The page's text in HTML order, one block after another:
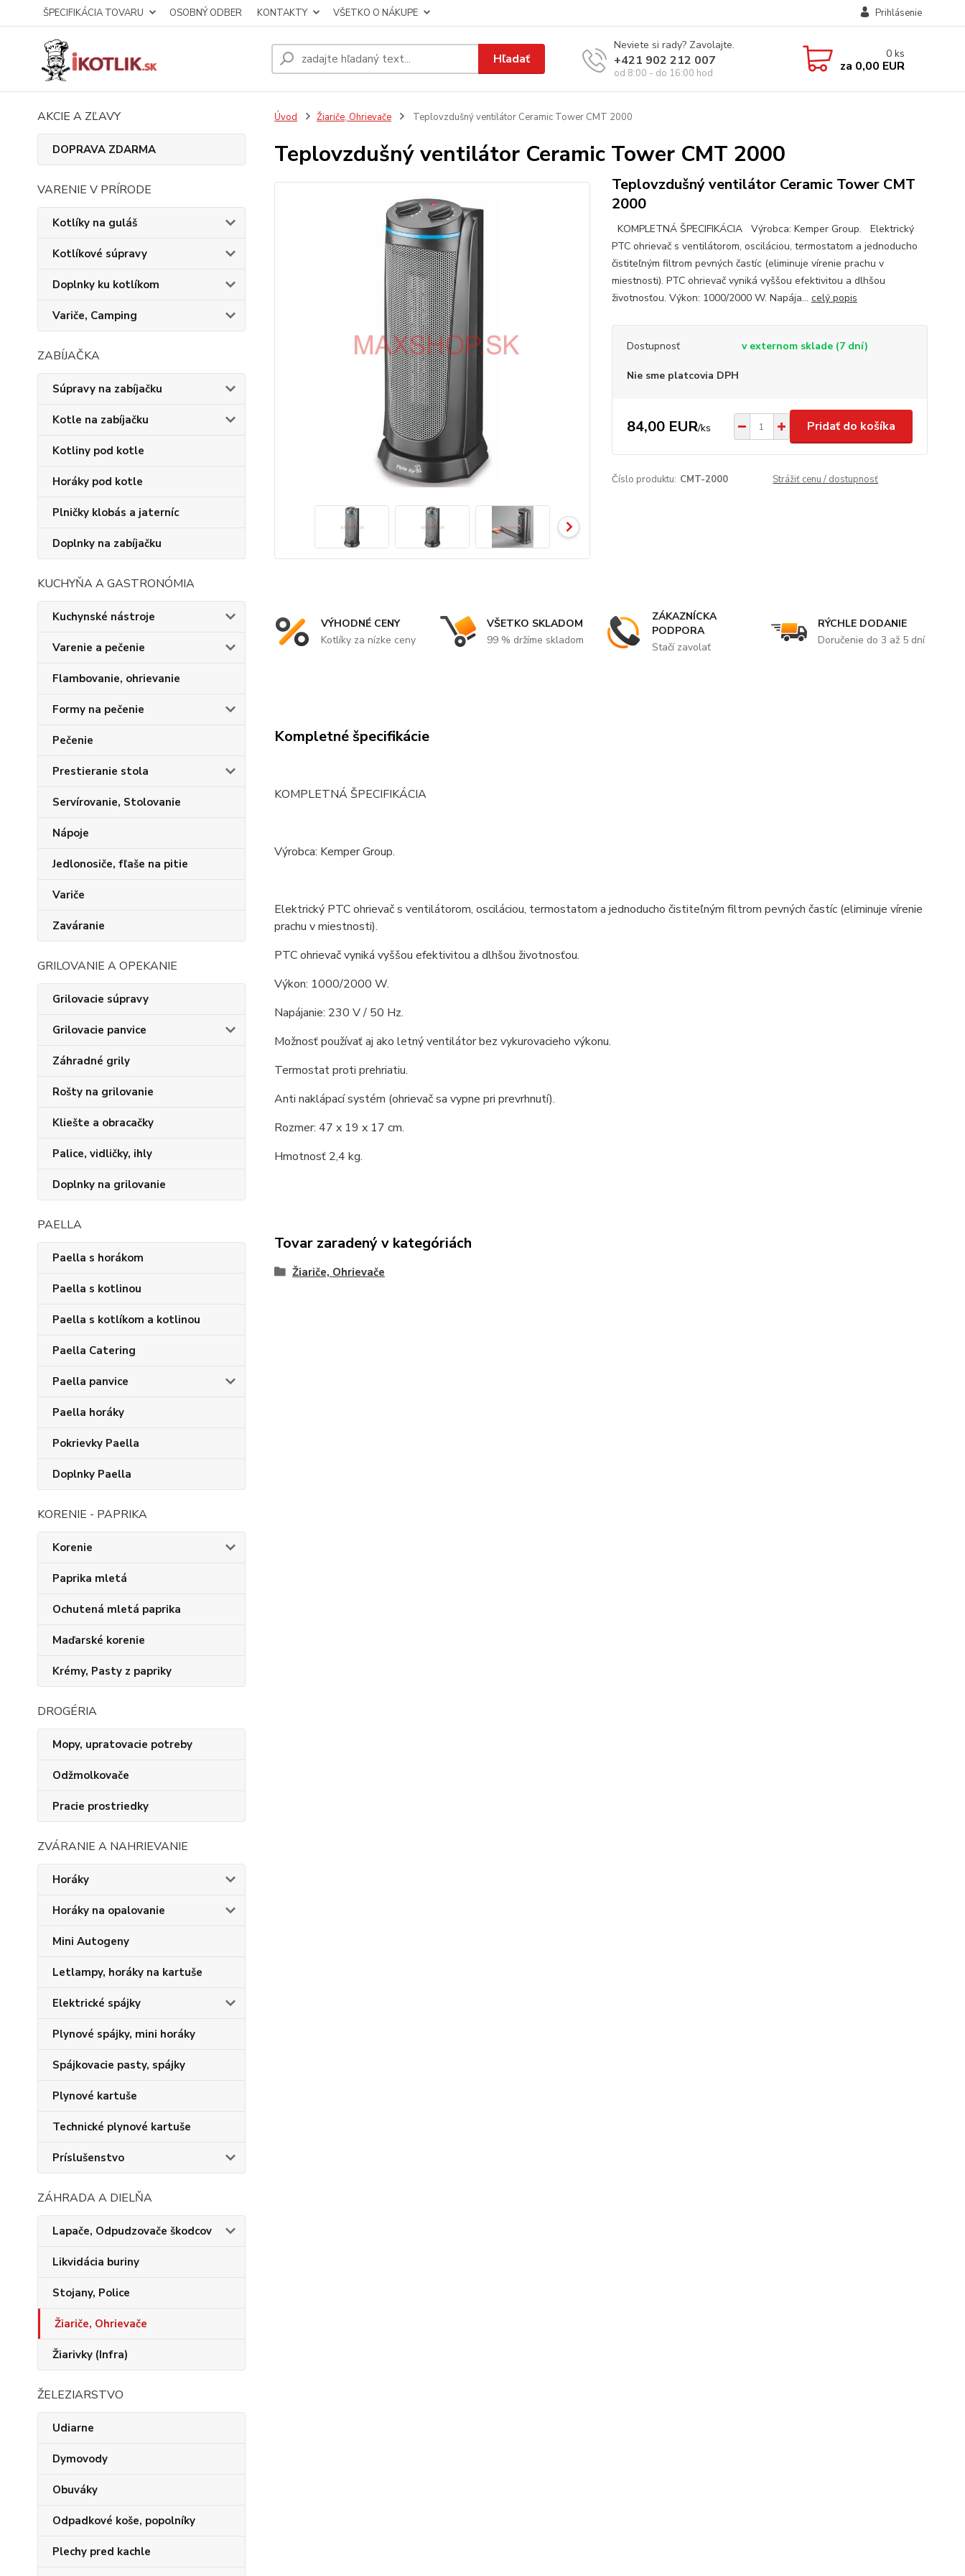
ŠPECIFIKÁCIA TOVARU OSOBNÝ ODBER KONTAKTY VŠETKO O NÁKUPE Prihlásenie
Hľadať
Neviete si rady? Zavolajte.
+421 902 212 007
od 8:00 - do 16:00 hod
0 ks
za 0,00 EUR
AKCIE A ZĽAVY
DOPRAVA ZDARMA
VARENIE V PRÍRODE
Kotlíky na guláš
Kotlíkové súpravy
Doplnky ku kotlíkom
Variče, Camping
ZABÍJAČKA
Súpravy na zabíjačku
Kotle na zabíjačku
Kotliny pod kotle
Horáky pod kotle
Plničky klobás a jaterníc
Doplnky na zabíjačku
KUCHYŇA A GASTRONÓMIA
Kuchynské nástroje
Varenie a pečenie
Flambovanie, ohrievanie
Formy na pečenie
Pečenie
Prestieranie stola
Servírovanie, Stolovanie
Nápoje
Jedlonosiče, fľaše na pitie
Variče
Zaváranie
GRILOVANIE A OPEKANIE
Grilovacie súpravy
Grilovacie panvice
Záhradné grily
Rošty na grilovanie
Kliešte a obracačky
Palice, vidličky, ihly
Doplnky na grilovanie
PAELLA
Paella s horákom
Paella s kotlinou
Paella s kotlíkom a kotlinou
Paella Catering
Paella panvice
Paella horáky
Pokrievky Paella
Doplnky Paella
KORENIE - PAPRIKA
Korenie
Paprika mletá
Ochutená mletá paprika
Maďarské korenie
Krémy, Pasty z papriky
DROGÉRIA
Mopy, upratovacie potreby
Odžmolkovače
Pracie prostriedky
ZVÁRANIE A NAHRIEVANIE
Horáky
Horáky na opalovanie
Mini Autogeny
Letlampy, horáky na kartuše
Elektrické spájky
Plynové spájky, mini horáky
Spájkovacie pasty, spájky
Plynové kartuše
Technické plynové kartuše
Príslušenstvo
ZÁHRADA A DIELŇA
Lapače, Odpudzovače škodcov
Likvidácia buriny
Stojany, Police
Žiariče, Ohrievače
Žiarivky (Infra)
ŽELEZIARSTVO
Udiarne
Dymovody
Obuváky
Odpadkové koše, popolníky
Plechy pred kachle
Úvod Žiariče, Ohrievače Teplovzdušný ventilátor Ceramic Tower CMT 2000
Teplovzdušný ventilátor Ceramic Tower CMT 2000
Teplovzdušný ventilátor Ceramic Tower CMT
2000
KOMPLETNÁ ŠPECIFIKÁCIA Výrobca: Kemper Group. Elektrický
PTC ohrievač s ventilátorom, osciláciou, termostatom a jednoducho
čistiteľným filtrom pevných častíc (eliminuje vírenie prachu v
miestnosti). PTC ohrievač vyniká vyššou efektivitou a dlhšou
životnosťou. Výkon: 1000/2000 W. Napája... celý popis
Dostupnosť v externom sklade (7 dní)
Nie sme platcovia DPH
84,00 EUR/ks Pridať do košíka
Číslo produktu: CMT-2000 Strážiť cenu / dostupnosť
VÝHODNÉ CENY
Kotlíky za nízke ceny
VŠETKO SKLADOM
99 % držíme skladom
ZÁKAZNÍCKA
PODPORA
Stačí zavolať
RÝCHLE DODANIE
Doručenie do 3 až 5 dní
Kompletné špecifikácie
KOMPLETNÁ ŠPECIFIKÁCIA
Výrobca: Kemper Group.
Elektrický PTC ohrievač s ventilátorom, osciláciou, termostatom a jednoducho čistiteľným filtrom pevných častíc (eliminuje vírenie
prachu v miestnosti).
PTC ohrievač vyniká vyššou efektivitou a dlhšou životnosťou.
Výkon: 1000/2000 W.
Napájanie: 230 V / 50 Hz.
Možnosť používať aj ako letný ventilátor bez vykurovacieho výkonu.
Termostat proti prehriatiu.
Anti naklápací systém (ohrievač sa vypne pri prevrhnutí).
Rozmer: 47 x 19 x 17 cm.
Hmotnosť 2,4 kg.
Tovar zaradený v kategóriách
Žiariče, Ohrievače